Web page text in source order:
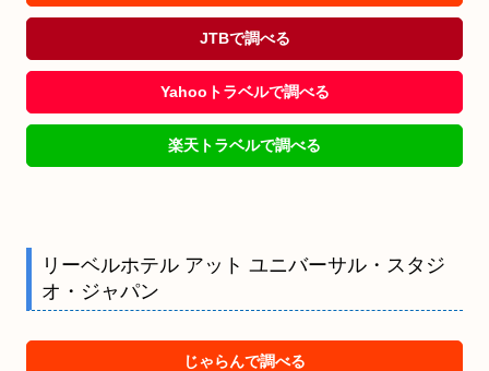
JTBで調べる
Yahooトラベルで調べる
楽天トラベルで調べる
リーベルホテル アット ユニバーサル・スタジ
オ・ジャパン
じゃらんで調べる